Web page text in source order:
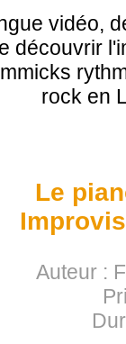
vidéo,
découvrir
rock en
Le
Auteur :